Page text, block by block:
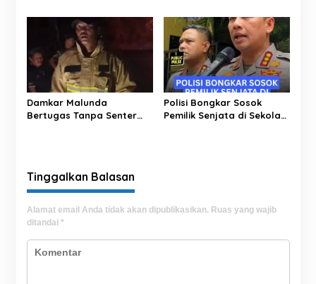
Kebersamaan
Pelayanan hingga
Kesejahteraan Karyawan
Damkar Malunda
Bertugas Tanpa Senter
Polisi Bongkar Sosok
Pemilik Senjata di Sekolah
Tinggalkan Balasan
Alamat email Anda tidak akan dipublikasikan. Ruas yang wajib
ditandai *